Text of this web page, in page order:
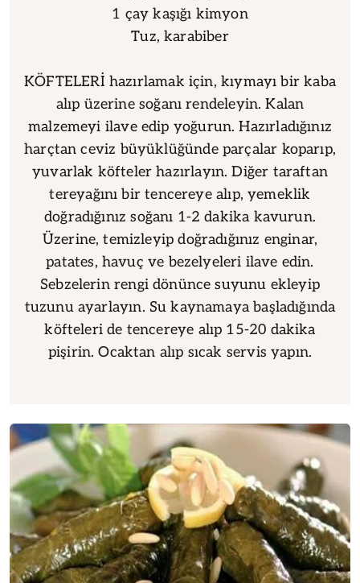
1 çay kaşığı kimyon
Tuz, karabiber
KÖFTELERİ hazırlamak için, kıymayı bir kaba
alıp üzerine soğanı rendeleyin. Kalan
malzemeyi ilave edip yoğurun. Hazırladığınız
harçtan ceviz büyüklüğünde parçalar koparıp,
yuvarlak köfteler hazırlayın. Diğer taraftan
tereyağını bir tencereye alıp, yemeklik
doğradığınız soğanı 1-2 dakika kavurun.
Üzerine, temizleyip doğradığınız enginar,
patates, havuç ve bezelyeleri ilave edin.
Sebzelerin rengi dönünce suyunu ekleyip
tuzunu ayarlayın. Su kaynamaya başladığında
köfteleri de tencereye alıp 15-20 dakika
pişirin. Ocaktan alıp sıcak servis yapın.